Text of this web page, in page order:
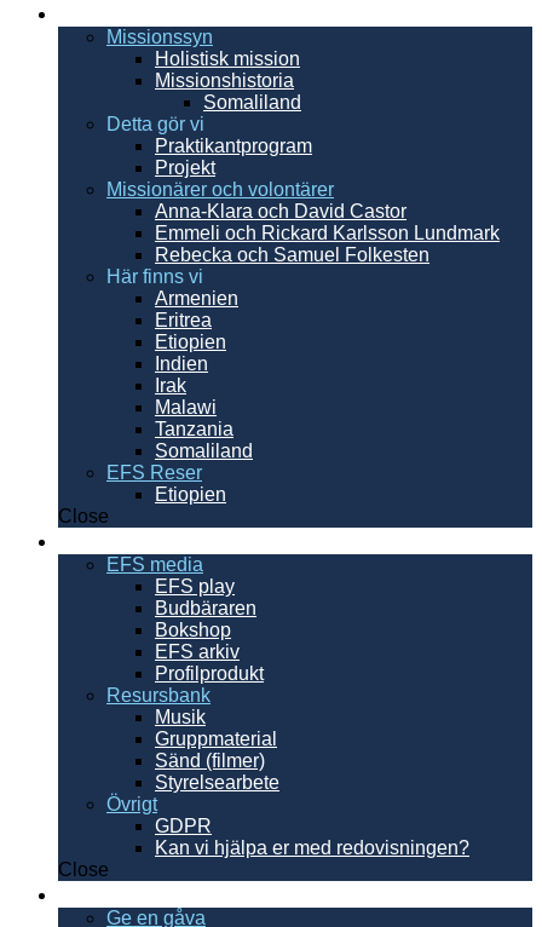
Missionssyn
Holistisk mission
Missionshistoria
Somaliland
Detta gör vi
Praktikantprogram
Projekt
Missionärer och volontärer
Anna-Klara och David Castor
Emmeli och Rickard Karlsson Lundmark
Rebecka och Samuel Folkesten
Här finns vi
Armenien
Eritrea
Etiopien
Indien
Irak
Malawi
Tanzania
Somaliland
EFS Reser
Etiopien
Close
EFS media
EFS play
Budbäraren
Bokshop
EFS arkiv
Profilprodukt
Resursbank
Musik
Gruppmaterial
Sänd (filmer)
Styrelsearbete
Övrigt
GDPR
Kan vi hjälpa er med redovisningen?
Close
Ge en gåva